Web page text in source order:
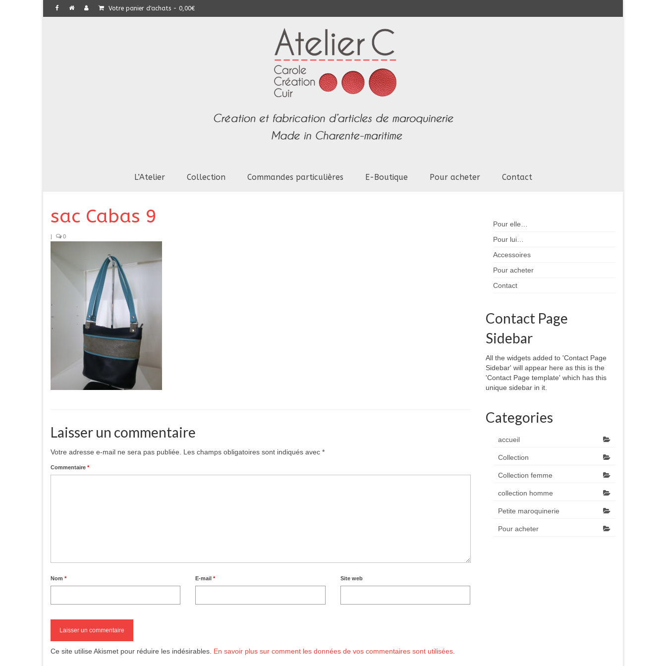
Votre panier d'achats - 0,00€
L’Atelier Collection Commandes particulières E-Boutique Pour acheter Contact
sac Cabas 9
| 0
Laisser un commentaire
Votre adresse e-mail ne sera pas publiée. Les champs obligatoires sont indiqués avec *
Commentaire *
Nom * E-mail* Site web
Ce site utilise Akismet pour réduire les indésirables. En savoir plus sur comment les données de vos commentaires sont utilisées
Pour elle…
Pour lui…
Accessoires
Pour acheter
Contact
Contact Page
Sidebar
All the widgets added to 'Contact Page
Sidebar' will appear here as this is the
'Contact Page template' which has this
unique sidebar in it.
Categories
accueil
Collection
Collection femme
collection homme
Petite maroquinerie
Pour acheter